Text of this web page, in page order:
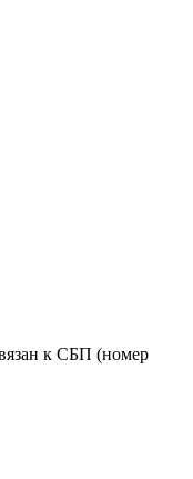
к СБП (номер